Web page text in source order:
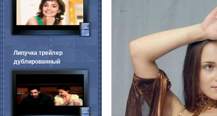
←
Липучка трейлер
дублированный